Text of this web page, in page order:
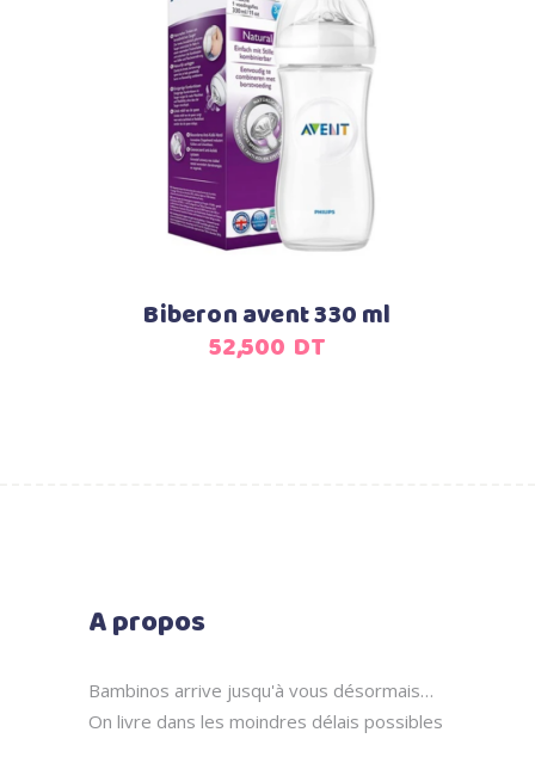
Ajouter au panier
Biberon avent 330 ml
52,500 DT
A propos
Bambinos arrive jusqu'à vous désormais…
On livre dans les moindres délais possibles